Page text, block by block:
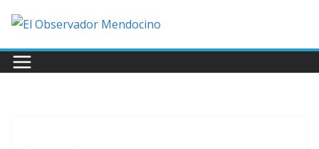
contenido